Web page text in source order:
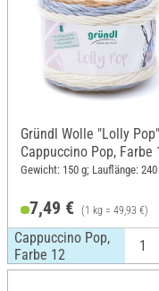
Gründl Wolle "Lolly
Cappuccino Pop, Farbe
Gewicht: 150 g; Lauflänge:
7,49 € (1 kg = 49,93 €)
Cappuccino Pop,
Farbe 12